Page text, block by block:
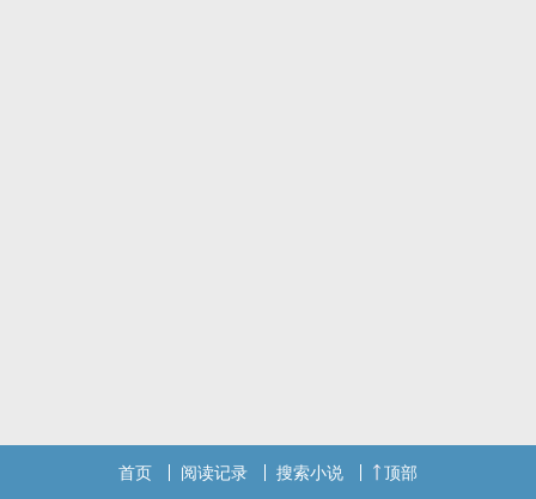
首页 阅读记录 搜索小说 顶部